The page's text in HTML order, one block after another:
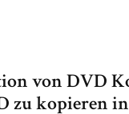
von DVD
zu kopieren